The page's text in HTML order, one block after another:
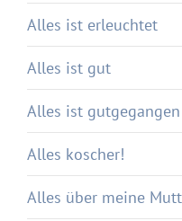
Alles ist erleuchtet
Alles ist gut
Alles ist gutgegangen
Alles koscher!
Alles über meine